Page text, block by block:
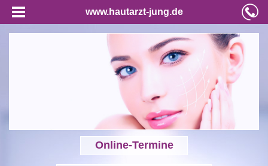
www.hautarzt-jung.de
Online-Termine